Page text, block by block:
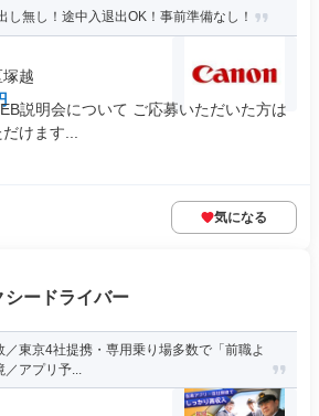
し無し！途中入退出OK！事前準備なし！
越
説明会について ご応募いただいた方は
けます...
気になる
ードライバー
東京4社提携・専用乗り場多数で「前職よ
／アプリ予...